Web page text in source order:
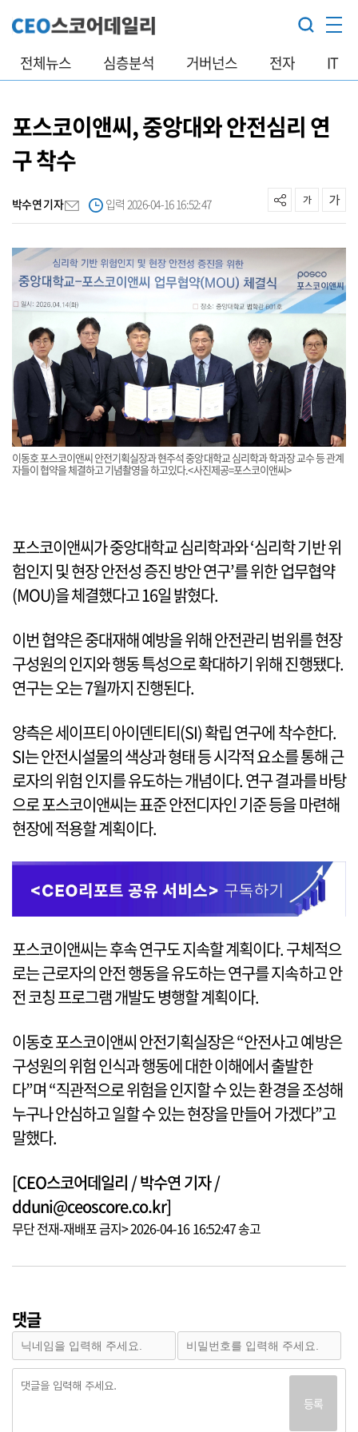
전체뉴스 심층분석 거버넌스 전자 IT
포스코이앤씨, 중앙대와 안전심리 연
구 착수
박수연 기자 입력 2026-04-16 16:52:47
이동호 포스코이앤씨 안전기획실장과 현주석 중앙대학교 심리학과 학과장 교수 등 관계
자들이 협약을 체결하고 기념촬영을 하고있다.<사진제공=포스코이앤씨>
포스코이앤씨가 중앙대학교 심리학과와 ‘심리학 기반 위
험인지 및 현장 안전성 증진 방안 연구’를 위한 업무협약
(MOU)을 체결했다고 16일 밝혔다.
이번 협약은 중대재해 예방을 위해 안전관리 범위를 현장
구성원의 인지와 행동 특성으로 확대하기 위해 진행됐다.
연구는 오는 7월까지 진행된다.
양측은 세이프티 아이덴티티(SI) 확립 연구에 착수한다.
SI는 안전시설물의 색상과 형태 등 시각적 요소를 통해 근
로자의 위험 인지를 유도하는 개념이다. 연구 결과를 바탕
으로 포스코이앤씨는 표준 안전디자인 기준 등을 마련해
현장에 적용할 계획이다.
포스코이앤씨는 후속 연구도 지속할 계획이다. 구체적으
로는 근로자의 안전 행동을 유도하는 연구를 지속하고 안
전 코칭 프로그램 개발도 병행할 계획이다.
이동호 포스코이앤씨 안전기획실장은 “안전사고 예방은
구성원의 위험 인식과 행동에 대한 이해에서 출발한
다”며 “직관적으로 위험을 인지할 수 있는 환경을 조성해
누구나 안심하고 일할 수 있는 현장을 만들어 가겠다”고
말했다.
[CEO스코어데일리 / 박수연 기자 /
dduni@ceoscore.co.kr]
무단 전재-재배포 금지> 2026-04-16 16:52:47 송고
댓글
등록